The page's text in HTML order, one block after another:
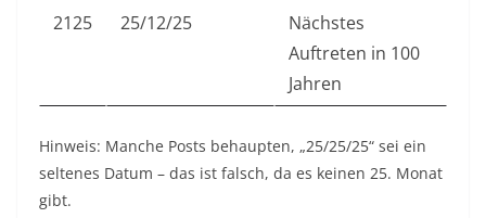
2125 25/12/25
Nächstes
Auftreten in 100
Jahren
Hinweis: Manche Posts behaupten, „25/25/25“ sei ein
seltenes Datum – das ist falsch, da es keinen 25. Monat
gibt.